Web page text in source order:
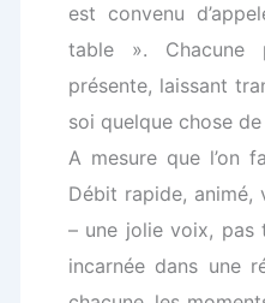
est convenu
table ». Chacune
présente, laissant
soi quelque chose
A mesure que l’on
Débit rapide, animé,
– une jolie voix, pas
incarnée dans une